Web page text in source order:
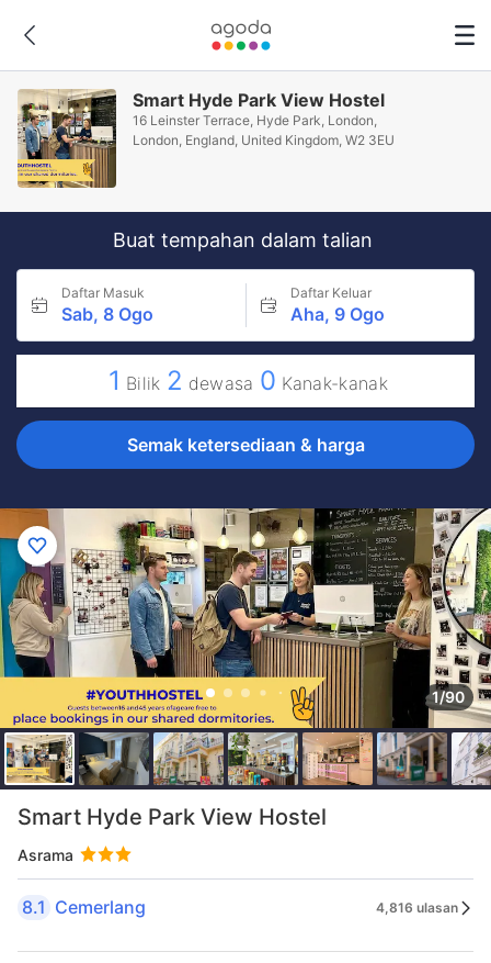
Smart Hyde Park View Hostel
16 Leinster Terrace, Hyde Park, London,
London, England, United Kingdom, W2 3EU
Buat tempahan dalam talian
Daftar Masuk
Sab, 8 Ogo
Daftar Keluar
Aha, 9 Ogo
1 Bilik 2 dewasa 0 Kanak-kanak
Semak ketersediaan & harga
1/90
Smart Hyde Park View Hostel
Asrama
8.1 Cemerlang 4,816 ulasan